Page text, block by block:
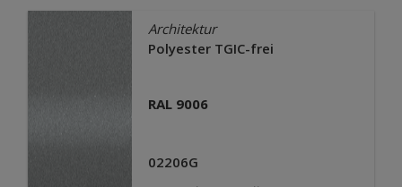
Architektur
Polyester TGIC-frei
RAL 9006
02206G